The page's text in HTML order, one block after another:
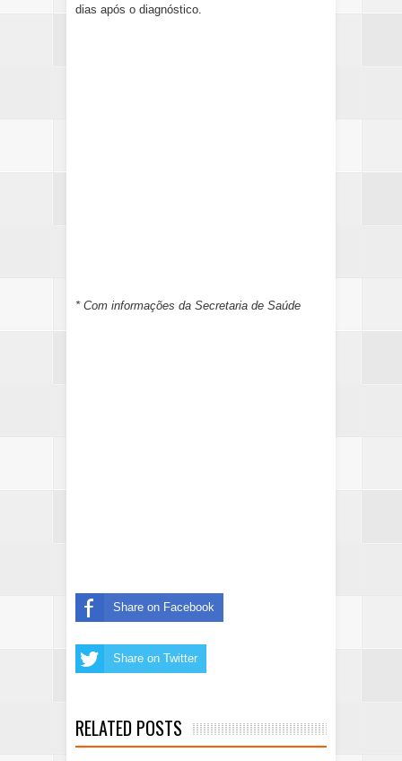
dias após o diagnóstico.
* Com informações da Secretaria de Saúde
Share on Facebook
Share on Twitter
RELATED POSTS